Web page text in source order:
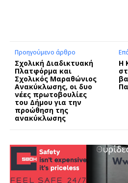
Προηγούμενο άρθρο
Σχολική Διαδικτυακή
Πλατφόρμα και
Σχολικός Μαραθώνιος
Ανακύκλωσης, οι δυο
νέες πρωτοβουλίες
του Δήμου για την
προώθηση της
ανακύκλωσης
Η